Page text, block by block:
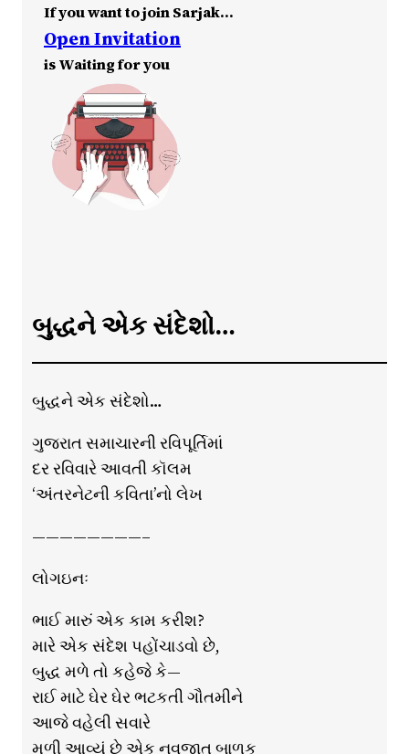
If you want to join Sarjak…
Open Invitation
is Waiting for you
બુદ્ધને એક સંદેશો…
બુદ્ધને એક સંદેશો…
ગુજરાત સમાચારની રવિપૂર્તિમાં
દર રવિવારે આવતી કૉલમ
‘અંતરનેટની કવિતા’નો લેખ
————————–
લોગઇનઃ
ભાઈ મારું એક કામ કરીશ?
મારે એક સંદેશ પહોંચાડવો છે,
બુદ્ધ મળે તો કહેજે કે—
રાઈ માટે ઘેર ઘેર ભટકતી ગૌતમીને
આજે વહેલી સવારે
મળી આવ્યું છે એક નવજાત બાળક